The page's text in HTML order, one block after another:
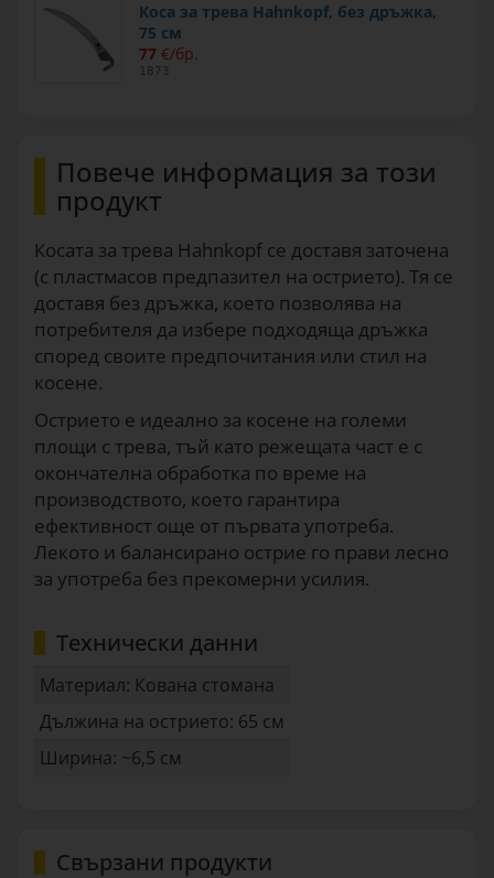
Коса за трева Hahnkopf, без дръжка,
75 см
77 €/бр.
1873
Повече информация за този
продукт
Косата за трева Hahnkopf се доставя заточена
(с пластмасов предпазител на острието). Тя се
доставя без дръжка, което позволява на
потребителя да избере подходяща дръжка
според своите предпочитания или стил на
косене.
Острието е идеално за косене на големи
площи с трева, тъй като режещата част е с
окончателна обработка по време на
производството, което гарантира
ефективност още от първата употреба.
Лекото и балансирано острие го прави лесно
за употреба без прекомерни усилия.
Технически данни
Материал: Кована стомана
Дължина на острието: 65 см
Ширина: ~6,5 см
Свързани продукти